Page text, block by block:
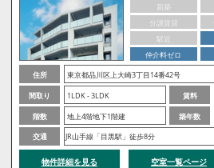
新築
分譲賃貸
駅近
仲介料ゼロ
住所
東京都品川区上大崎3丁目14番42号
間取り
1LDK - 3LDK 賃料
階数
地上4階地下1階建 築年数
交通
JR山手線「目黒駅」徒歩8分
物件詳細を見る 空室一覧ページ